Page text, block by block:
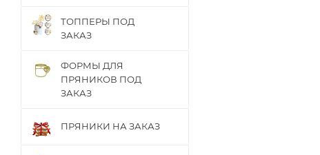
ТОППЕРЫ ПОД
ЗАКАЗ
ФОРМЫ ДЛЯ
ПРЯНИКОВ ПОД
ЗАКАЗ
ПРЯНИКИ НА ЗАКАЗ